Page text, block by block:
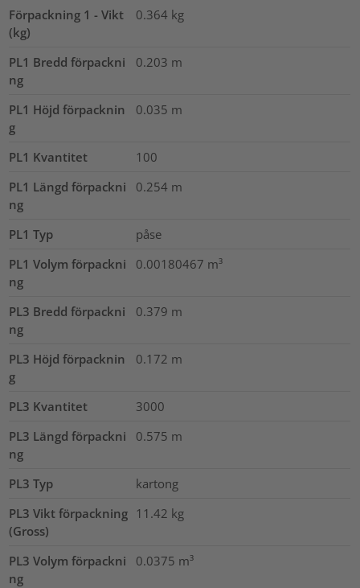
Förpackning 1 - Vikt
(kg)
0.364 kg
PL1 Bredd förpackni
ng
0.203 m
PL1 Höjd förpacknin
g
0.035 m
PL1 Kvantitet
100
PL1 Längd förpackni
ng
0.254 m
PL1 Typ
påse
PL1 Volym förpackni
ng
0.00180467 m³
PL3 Bredd förpackni
ng
0.379 m
PL3 Höjd förpacknin
g
0.172 m
PL3 Kvantitet
3000
PL3 Längd förpackni
ng
0.575 m
PL3 Typ
kartong
PL3 Vikt förpackning
(Gross)
11.42 kg
PL3 Volym förpackni
ng
0.0375 m³